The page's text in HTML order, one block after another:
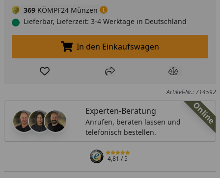
369 KÖMPF24 Münzen
Lieferbar, Lieferzeit: 3-4 Werktage in Deutschland
In den Einkaufswagen legen
In den Einkaufswagen
Produkt zur Wunschliste hinzufügen
Teilen Produkt
Artikel-Nr.: 714592
Online
Experten-Beratung
Anrufen, beraten lassen und
telefonisch bestellen.
4,81/ 5